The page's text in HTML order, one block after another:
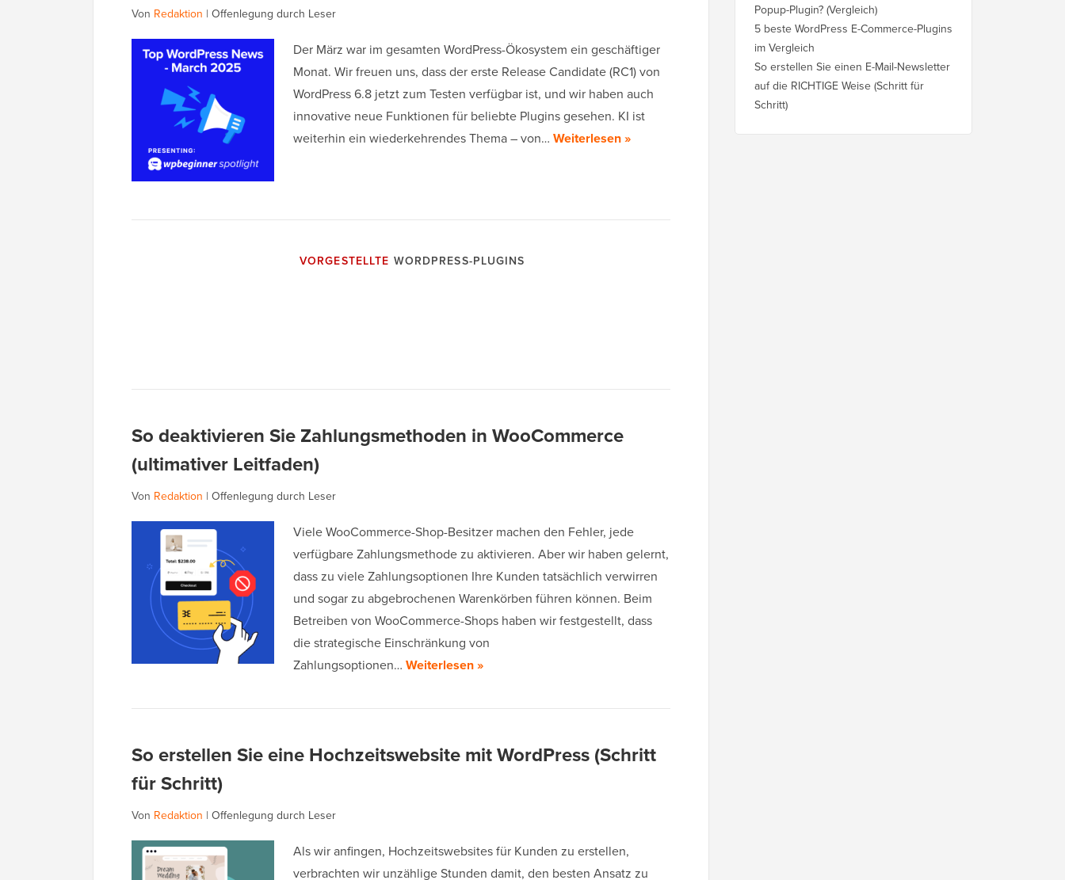
Von Redaktion | Offenlegung durch Leser
Der März war im gesamten WordPress-Ökosystem ein geschäftiger
Monat. Wir freuen uns, dass der erste Release Candidate (RC1) von
WordPress 6.8 jetzt zum Testen verfügbar ist, und wir haben auch
innovative neue Funktionen für beliebte Plugins gesehen. KI ist
weiterhin ein wiederkehrendes Thema – von… Weiterlesen »
VORGESTELLTE WORDPRESS-PLUGINS
So deaktivieren Sie Zahlungsmethoden in WooCommerce
(ultimativer Leitfaden)
Von Redaktion | Offenlegung durch Leser
Viele WooCommerce-Shop-Besitzer machen den Fehler, jede
verfügbare Zahlungsmethode zu aktivieren. Aber wir haben gelernt,
dass zu viele Zahlungsoptionen Ihre Kunden tatsächlich verwirren
und sogar zu abgebrochenen Warenkörben führen können. Beim
Betreiben von WooCommerce-Shops haben wir festgestellt, dass
die strategische Einschränkung von
Zahlungsoptionen… Weiterlesen »
So erstellen Sie eine Hochzeitswebsite mit WordPress (Schritt
für Schritt)
Von Redaktion | Offenlegung durch Leser
Als wir anfingen, Hochzeitswebsites für Kunden zu erstellen,
verbrachten wir unzählige Stunden damit, den besten Ansatz zu
Popup-Plugin? (Vergleich)
5 beste WordPress E-Commerce-Plugins
im Vergleich
So erstellen Sie einen E-Mail-Newsletter
auf die RICHTIGE Weise (Schritt für
Schritt)